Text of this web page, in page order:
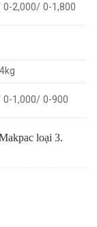
2,000/ 0-1,800
1,000/ 0-900
loại 3.